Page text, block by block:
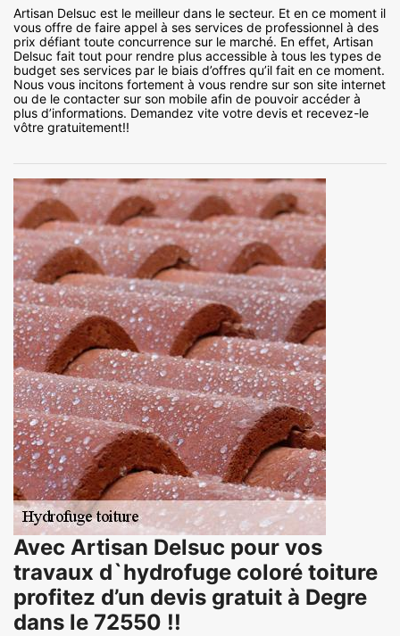
Artisan Delsuc est le meilleur dans le secteur. Et en ce moment il
vous offre de faire appel à ses services de professionnel à des
prix défiant toute concurrence sur le marché. En effet, Artisan
Delsuc fait tout pour rendre plus accessible à tous les types de
budget ses services par le biais d’offres qu’il fait en ce moment.
Nous vous incitons fortement à vous rendre sur son site internet
ou de le contacter sur son mobile afin de pouvoir accéder à
plus d’informations. Demandez vite votre devis et recevez-le
vôtre gratuitement!!
Avec Artisan Delsuc pour vos
travaux d`hydrofuge coloré toiture
profitez d’un devis gratuit à Degre
dans le 72550 !!